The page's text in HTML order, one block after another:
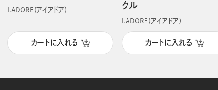
I.ADORE（アイアドア）
カートに入れる
クル
I.ADORE（アイアドア）
カートに入れる